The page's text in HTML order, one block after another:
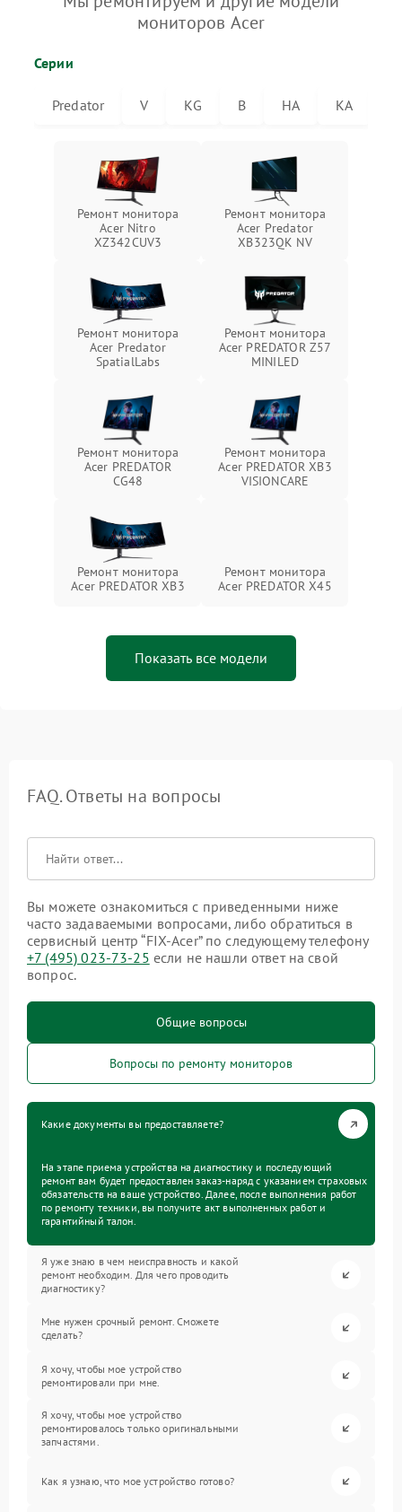
мониторов Acer
Серии
Predator V KG B HA KA
Ремонт монитора
Acer Nitro
XZ342CUV3
Ремонт монитора
Acer Predator
XB323QK NV
Ремонт монитора
Acer Predator
SpatialLabs
Ремонт монитора
Acer PREDATOR Z57
MINILED
Ремонт монитора
Acer PREDATOR
CG48
Ремонт монитора
Acer PREDATOR XB3
VISIONCARE
Ремонт монитора
Acer PREDATOR XB3
Ремонт монитора
Acer PREDATOR X45
Показать все модели
FAQ. Ответы на вопросы
Вы можете ознакомиться с приведенными ниже
часто задаваемыми вопросами, либо обратиться в
сервисный центр “FIX-Acer” по следующему телефону
+7 (495) 023-73-25 если не нашли ответ на свой
вопрос.
Общие вопросы
Вопросы по ремонту мониторов
Какие документы вы предоставляете?
На этапе приема устройства на диагностику и последующий
ремонт вам будет предоставлен заказ-наряд с указанием страховых
обязательств на ваше устройство. Далее, после выполнения работ
по ремонту техники, вы получите акт выполненных работ и
гарантийный талон.
Я уже знаю в чем неисправность и какой
ремонт необходим. Для чего проводить
диагностику?
Мне нужен срочный ремонт. Сможете
сделать?
Я хочу, чтобы мое устройство
ремонтировали при мне.
Я хочу, чтобы мое устройство
ремонтировалось только оригинальными
запчастями.
Как я узнаю, что мое устройство готово?